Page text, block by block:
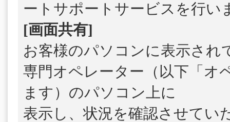
ートサポートサービスを行い
[画面共有]
お客様のパソコンに表示され
専門オペレーター（以下「オ
ます）のパソコン上に
表示し、状況を確認させてい